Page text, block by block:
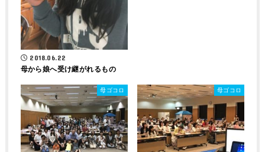
2018.06.22
母から娘へ受け継がれるもの
母ゴコロ 母ゴコロ